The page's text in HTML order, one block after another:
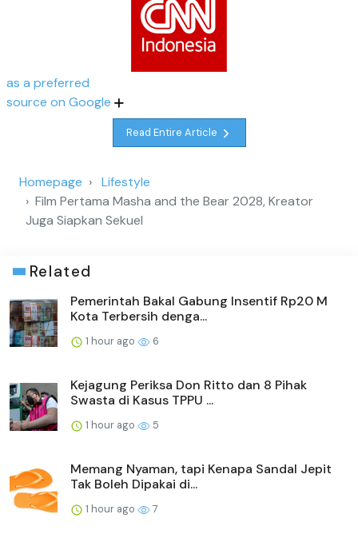
as a preferred
source on Google
Read Entire Article
Homepage
Lifestyle
Film Pertama Masha and the Bear 2028, Kreator
Juga Siapkan Sekuel
Related
Pemerintah Bakal Gabung Insentif Rp20 M
Kota Terbersih denga...
1 hour ago 6
Kejagung Periksa Don Ritto dan 8 Pihak
Swasta di Kasus TPPU ...
1 hour ago 5
Memang Nyaman, tapi Kenapa Sandal Jepit
Tak Boleh Dipakai di...
1 hour ago 7